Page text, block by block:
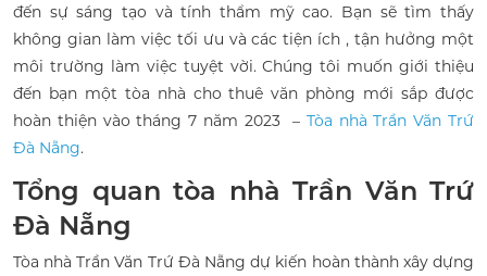
đến sự sáng tạo và tính thẩm mỹ cao. Bạn sẽ tìm thấy
không gian làm việc tối ưu và các tiện ích , tận hưởng một
môi trường làm việc tuyệt vời. Chúng tôi muốn giới thiệu
đến bạn một tòa nhà cho thuê văn phòng mới sắp được
hoàn thiện vào tháng 7 năm 2023 – Tòa nhà Trần Văn Trứ
Đà Nẵng.
Tổng quan tòa nhà Trần Văn Trứ
Đà Nẵng
Tòa nhà Trần Văn Trứ Đà Nẵng dự kiến hoàn thành xây dựng